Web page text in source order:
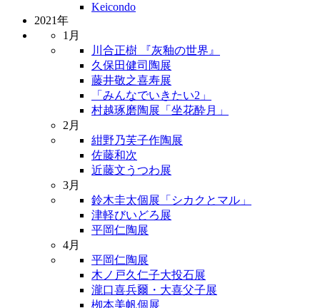
Keicondo
2021年
1月
川合正樹 『灰釉の世界』
久保田健司陶展
藤井敬之喜寿展
「みんなでいきたい2」
村越琢磨陶展「坐花酔月」
2月
紺野乃芙子作陶展
佐藤和次
近藤文うつわ展
3月
鈴木圭太個展「シカクとマル」
津軽びいどろ展
平岡仁陶展
4月
平岡仁陶展
木ノ戸久仁子大投石展
瀧口喜兵爾・大喜父子展
栁本美帆個展